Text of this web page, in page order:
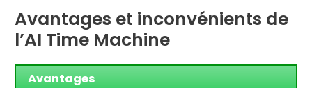
Avantages et inconvénients de
l’AI Time Machine
Avantages